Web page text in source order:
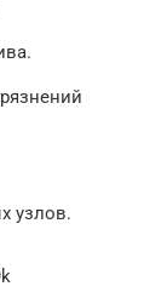
узлов.